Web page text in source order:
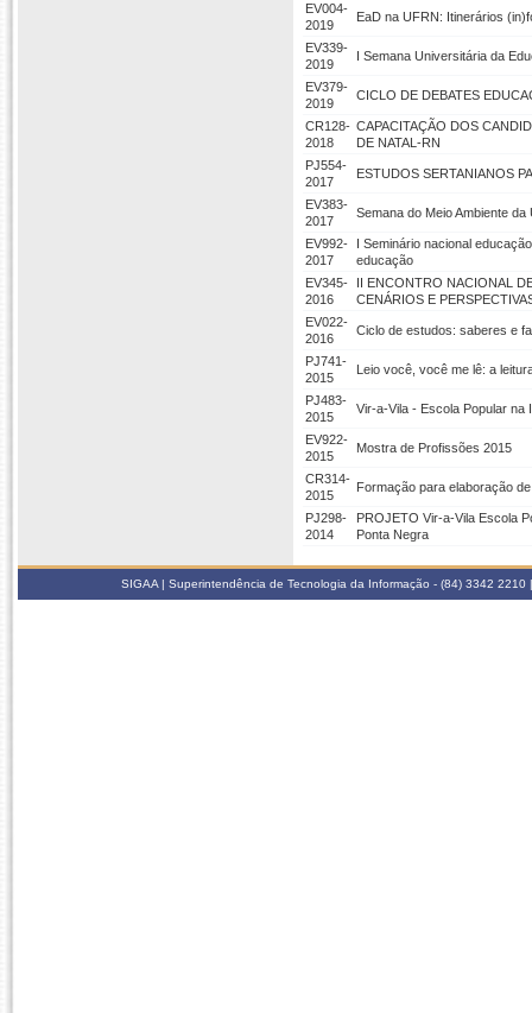
EV004-
2019
EaD na UFRN: Itinerários
EV339-
2019
I Semana Universitária da
EV379-
2019
CICLO DE DEBATES
CR128-
2018
CAPACITAÇÃO DOS
DE NATAL-RN
PJ554-
2017
ESTUDOS SERTANIANOS
EV383-
2017
Semana do Meio Ambiente
EV992-
2017
I Seminário nacional
educação
EV345-
2016
II ENCONTRO NACIONAL
CENÁRIOS E
EV022-
2016
Ciclo de estudos: saberes e
PJ741-
2015
Leio você, você me lê: a
PJ483-
2015
Vir-a-Vila - Escola Popular na
EV922-
2015
Mostra de Profissões 2015
CR314-
2015
Formação para elaboração
PJ298-
2014
PROJETO Vir-a-Vila Escola
Ponta Negra
SIGAA | Superintendência de Tecnologia da Informação - (84) 3342